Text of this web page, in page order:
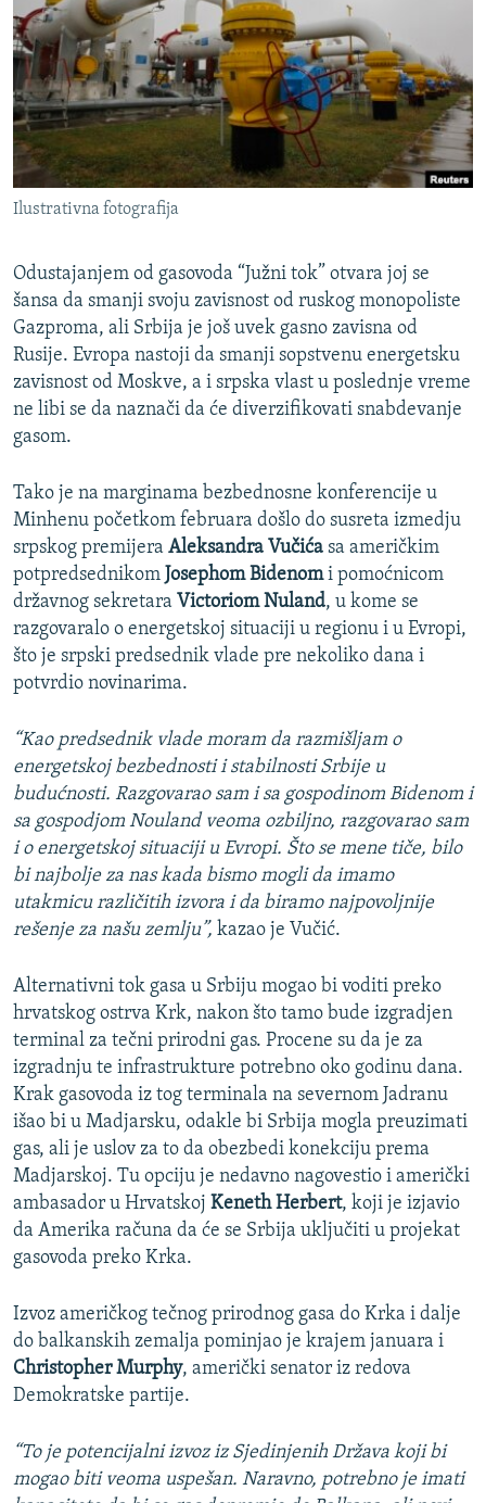
ISPRIČAJ MI
DNEVNO@RSE
SPECIJALI RSE
VIŠE OD NASLOVA
GENOCID U SREBRENICI
POPLAVE I KLIZIŠTA U BIH 2024.
POST SCRIPTUM
MOJA EVROPA
TRI DECENIJE OD RATA U BIH
SVE KARTE DEJTONA
PRATITE NAS
Sve RFE/RL stranice
Ilustrativna fotografija
Odustajanjem od gasovoda “Južni tok” otvara joj se
šansa da smanji svoju zavisnost od ruskog monopoliste
Gazproma, ali Srbija je još uvek gasno zavisna od
Rusije. Evropa nastoji da smanji sopstvenu energetsku
zavisnost od Moskve, a i srpska vlast u poslednje vreme
ne libi se da naznači da će diverzifikovati snabdevanje
gasom.
Tako je na marginama bezbednosne konferencije u
Minhenu početkom februara došlo do susreta izmedju
srpskog premijera Aleksandra Vučića sa američkim
potpredsednikom Josephom Bidenomi pomoćnicom
državnog sekretara Victoriom Nuland, u kome se
razgovaralo o energetskoj situaciji u regionu i u Evropi,
što je srpski predsednik vlade pre nekoliko dana i
potvrdio novinarima.
“Kao predsednik vlade moram da razmišljam o
energetskoj bezbednosti i stabilnosti Srbije u
budućnosti. Razgovarao sam i sa gospodinom Bidenom i
sa gospodjom Nouland veoma ozbiljno, razgovarao sam
i o energetskoj situaciji u Evropi. Što se mene tiče, bilo
bi najbolje za nas kada bismo mogli da imamo
utakmicu različitih izvora i da biramo najpovoljnije
rešenje za našu zemlju”, kazao je Vučić.
Alternativni tok gasa u Srbiju mogao bi voditi preko
hrvatskog ostrva Krk, nakon što tamo bude izgradjen
terminal za tečni prirodni gas. Procene su da je za
izgradnju te infrastrukture potrebno oko godinu dana.
Krak gasovoda iz tog terminala na severnom Jadranu
išao bi u Madjarsku, odakle bi Srbija mogla preuzimati
gas, ali je uslov za to da obezbedi konekciju prema
Madjarskoj. Tu opciju je nedavno nagovestio i američki
ambasador u Hrvatskoj Keneth Herbert, koji je izjavio
da Amerika računa da će se Srbija uključiti u projekat
gasovoda preko Krka.
Izvoz američkog tečnog prirodnog gasa do Krka i dalje
do balkanskih zemalja pominjao je krajem januara i
Christopher Murphy, američki senator iz redova
Demokratske partije.
“To je potencijalni izvoz iz Sjedinjenih Država koji bi
mogao biti veoma uspešan. Naravno, potrebno je imati